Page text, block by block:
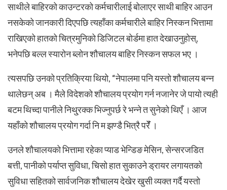
साथीले बाहिरको काउन्टरको कर्मचारीलाई बोलाएर साथी बाहिर आउन
नसकेको जानकारी दिएपछि त्यहाँका कर्मचारीले बाहिर निस्कन भित्तामा
राखिएको हातको चित्रमुनिको डिजिटल बोर्डमा हात देखाउनुहोस्,
भनेपछि बल्ल स्यारोन ब्लोन शौचालय बाहिर निस्कन सफल भए ।
त्यसपछि उनको प्रतिक्रिया थियो, “नेपालमा पनि यस्तो शौचालय बन्न
थालेछन् अब । मैले विदेशको शौचालय प्रयोग गर्न नजानेर जे पायो त्यही
बटम थिच्दा पानीले निथु्रक्क भिज्नुपर्छ रे भन्ने त सुनेको थिएँ । आज
यहाँको शौचालय प्रयोग गर्दा नि म झण्डै भित्रै परेंँ ।
उनले शौचालयको भित्तामा रहेका प्याड भेन्डिङ मेसिन, सेन्सरजडित
बत्ती, पानीको पर्याप्त सुविधा, चिसो हात सुकाउने ड्रायर लगायतको
सुविधा सहितको सार्वजनिक शौचालय देखेर खुसी व्यक्त गर्दै यस्तो